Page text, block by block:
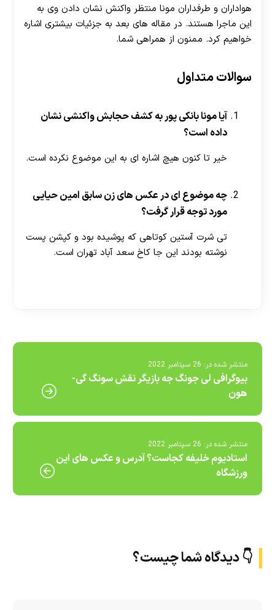
30 تا 50 درصد شارژ هدیه بیشتر فقط با ثبت نام در
هواداران و طرفداران مونا منتظر واکنش نشان دادن وی به
این ماجرا هستند. در مقاله های بعد به جزئیات بیشتری اشاره
خواهیم کرد. ممنون از همراهی شما.
سوالات متداول
آیا مونا بانکی پور به کشف حجابش واکنشی نشان
داده است؟
خیر تا کنون هیچ اشاره ای به این موضوع نکرده است.
چه موضوع ای در عکس های زن سابق امین حیایی
مورد توجه قرار گرفت؟
تی شرت آستین کوتاهی که پوشیده بود و کپشن پست
نوشته بودند این جا کاخ سعد آباد تهران است.
منتشر شده در: 26 سپتامبر 2022
بیوگرافی لی جونگ جه بازیگر نقش سونگ گی-
هون
منتشر شده در: 26 سپتامبر 2022
استادیوم خلیفه کجاست؟ آدرس و عکس های این
ورزشگاه
👇 دیدگاه شما چیست؟